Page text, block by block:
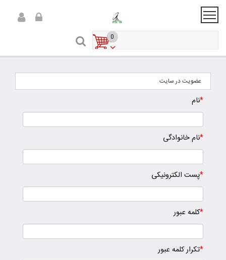
0
عضویت در سایت
*نام
*نام خانوادگی
*پست الکترونیکی
*کلمه عبور
*تکرار کلمه عبور